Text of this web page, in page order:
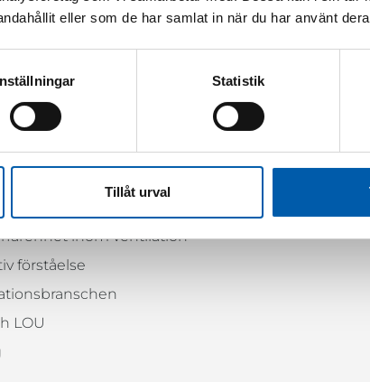
eller som de har samlat in när du har använt
Statistik
Tillåt urval
starkt affärs- och kundfokus. Du trivs i en roll där
god kommunikativ förmåga och skapar
förmågan att få team att arbeta tillsammans mot
inom ventilation
förståelse
LOU